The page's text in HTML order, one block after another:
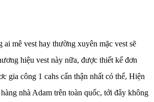
mê vest hay thường xuyên mặc vest sẽ
hiệu vest này nữa, được thiết kế đơn
gia công 1 cahs cẩn thận nhất có thể, Hiện
nhà Adam trên toàn quốc, tới đây không